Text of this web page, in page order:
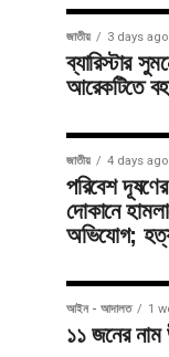
জাতীয় 3 days ago
ব্যারিস্টার
আরেকটিতে
জাতীয় 4 days ago
পরিবেশ
দোকানে
অভিযোগ;
আইন - আদালত 1
১১ জনের নাম